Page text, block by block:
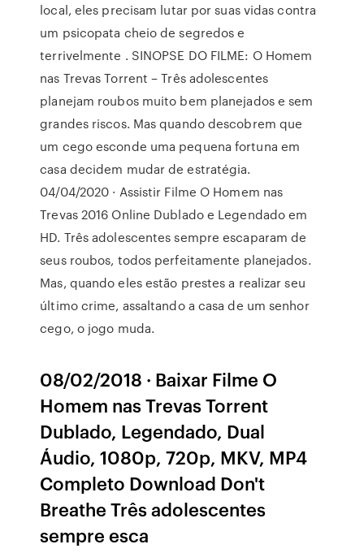
local, eles precisam lutar por suas vidas contra
um psicopata cheio de segredos e
terrivelmente . SINOPSE DO FILME: O Homem
nas Trevas Torrent – Três adolescentes
planejam roubos muito bem planejados e sem
grandes riscos. Mas quando descobrem que
um cego esconde uma pequena fortuna em
casa decidem mudar de estratégia.
04/04/2020 · Assistir Filme O Homem nas
Trevas 2016 Online Dublado e Legendado em
HD. Três adolescentes sempre escaparam de
seus roubos, todos perfeitamente planejados.
Mas, quando eles estão prestes a realizar seu
último crime, assaltando a casa de um senhor
cego, o jogo muda.
08/02/2018 · Baixar Filme O
Homem nas Trevas Torrent
Dublado, Legendado, Dual
Áudio, 1080p, 720p, MKV, MP4
Completo Download Don't
Breathe Três adolescentes
sempre esca